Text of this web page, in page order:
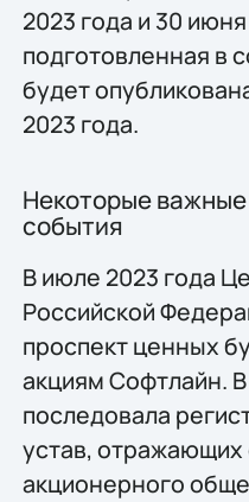
2023 года и 30
подготовленная в
будет
2023 года.
Некоторые
события
В июле 2023 года
Российской
проспект ценных
акциям Софтлайн. В
последовала
устав, отражающих
акционерного